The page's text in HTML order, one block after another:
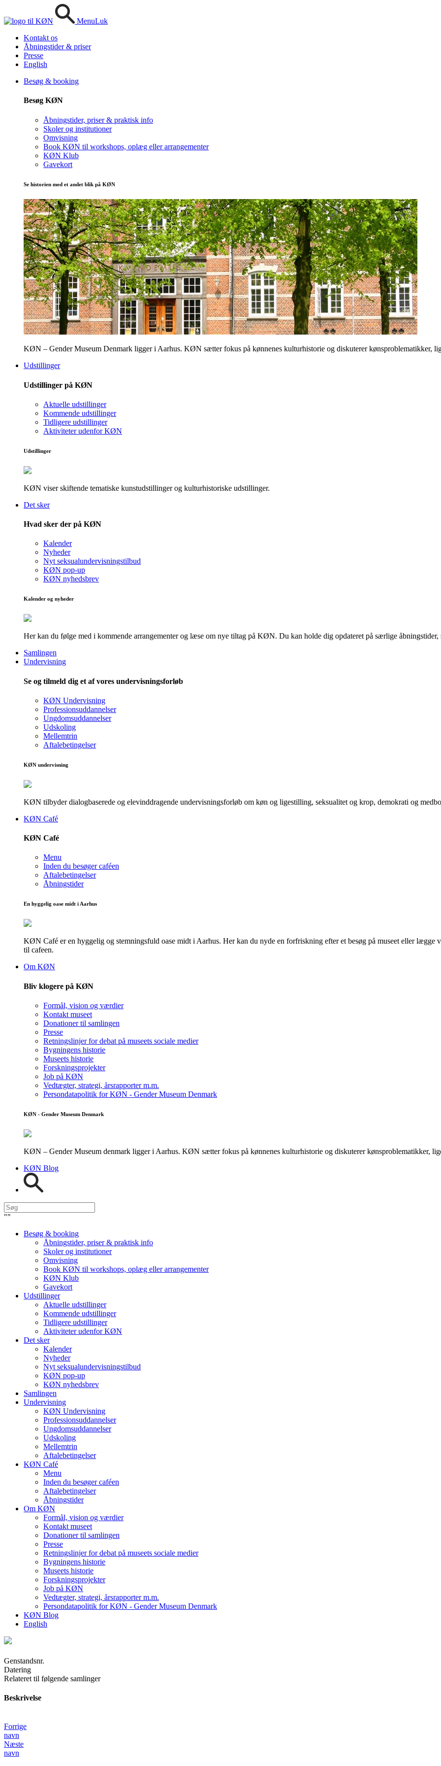
MenuLuk
Kontakt os
Åbningstider & priser
Presse
English
Besøg & booking
Besøg KØN
Åbningstider, priser & praktisk info
Skoler og institutioner
Omvisning
Book KØN til workshops, oplæg eller arrangementer
KØN Klub
Gavekort
Se historien med et andet blik på KØN
KØN – Gender Museum Denmark ligger i Aarhus. KØN sætter fokus på kønnenes kulturhistorie og diskuterer kønsproblematikker,
Udstillinger
Udstillinger på KØN
Aktuelle udstillinger
Kommende udstillinger
Tidligere udstillinger
Aktiviteter udenfor KØN
Udstillinger
KØN viser skiftende tematiske kunstudstillinger og kulturhistoriske udstillinger.
Det sker
Hvad sker der på KØN
Kalender
Nyheder
Nyt seksualundervisningstilbud
KØN pop-up
KØN nyhedsbrev
Kalender og nyheder
Her kan du følge med i kommende arrangementer og læse om nye tiltag på KØN. Du kan holde dig opdateret på særlige åbningstider,
Samlingen
Undervisning
Se og tilmeld dig et af vores undervisningsforløb
KØN Undervisning
Professionsuddannelser
Ungdomsuddannelser
Udskoling
Mellemtrin
Aftalebetingelser
KØN undervisning
KØN tilbyder dialogbaserede og elevinddragende undervisningsforløb om køn og ligestilling, seksualitet og krop, demokrati og
KØN Café
KØN Café
Menu
Inden du besøger caféen
Aftalebetingelser
Åbningstider
En hyggelig oase midt i Aarhus
KØN Café er en hyggelig og stemningsfuld oase midt i Aarhus. Her kan du nyde en forfriskning efter et besøg på museet eller
til cafeen.
Om KØN
Bliv klogere på KØN
Formål, vision og værdier
Kontakt museet
Donationer til samlingen
Presse
Retningslinjer for debat på museets sociale medier
Bygningens historie
Museets historie
Forskningsprojekter
Job på KØN
Vedtægter, strategi, årsrapporter m.m.
Persondatapolitik for KØN - Gender Museum Denmark
KØN - Gender Museum Denmark
KØN – Gender Museum denmark ligger i Aarhus. KØN sætter fokus på kønnenes kulturhistorie og diskuterer kønsproblematikker,
KØN Blog
""
Besøg & booking
Åbningstider, priser & praktisk info
Skoler og institutioner
Omvisning
Book KØN til workshops, oplæg eller arrangementer
KØN Klub
Gavekort
Udstillinger
Aktuelle udstillinger
Kommende udstillinger
Tidligere udstillinger
Aktiviteter udenfor KØN
Det sker
Kalender
Nyheder
Nyt seksualundervisningstilbud
KØN pop-up
KØN nyhedsbrev
Samlingen
Undervisning
KØN Undervisning
Professionsuddannelser
Ungdomsuddannelser
Udskoling
Mellemtrin
Aftalebetingelser
KØN Café
Menu
Inden du besøger caféen
Aftalebetingelser
Åbningstider
Om KØN
Formål, vision og værdier
Kontakt museet
Donationer til samlingen
Presse
Retningslinjer for debat på museets sociale medier
Bygningens historie
Museets historie
Forskningsprojekter
Job på KØN
Vedtægter, strategi, årsrapporter m.m.
Persondatapolitik for KØN - Gender Museum Denmark
KØN Blog
English
Genstandsnr.
Datering
Relateret til følgende samlinger
Beskrivelse
Forrige
navn
Næste
navn